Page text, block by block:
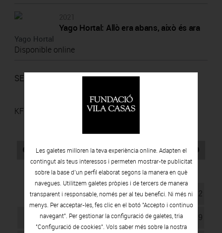
Yago Hortal: Allò era abans, això és ara
Yago Hortal
Disponible online
SELECCIÓ D'OBRES
KF23 SP161
Agost 2026
Dm Dx Dj Dv Ds Du
1 2
3 4 5 6 7 8 9
Les galetes milloren la teva experiència online. Adapten el
contingut als teus interessos i permeten mostrar-te publicitat
sobre la base d’un perfil elaborat segons la manera en què
navegues. Utilitzem galetes pròpies i de tercers de manera
transparent i responsable, només per al teu benefici. Ni més ni
menys. Per acceptar-les, fes clic en el botó "Accepto i continuo
navegant". Per gestionar la configuració de galetes, tria
"Configuració de cookies". Vols saber més sobre la nostra